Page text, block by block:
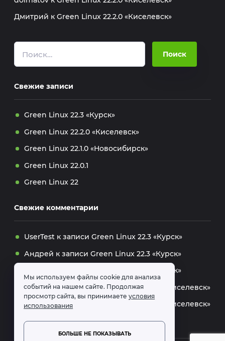
Дмитрий к Green Linux 22.2.0 «Киселевск»
Свежие записи
Green Linux 22.3 «Курск»
Green Linux 22.2.0 «Киселевск»
Green Linux 22.1.0 «Новосибирск»
Green Linux 22.0.1
Green Linux 22
Свежие комментарии
UserTestк записи Green Linux 22.3 «Курск»
Андрей к записи Green Linux 22.3 «Курск»
Green Linux 22.3 «Курск»
dolmatovк записиGreen Linux 22.2.0 «Киселевск»
Дмитрийк записи Green Linux 22.2.0 «Киселевск»
Мы используем файлы cookie для анализа
событий на нашем сайте. Продолжая
просмотр сайта, вы принимаетеусловия
использования
БОЛЬШЕ НЕ ПОКАЗЫВАТЬ